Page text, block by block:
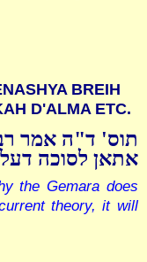
BREIH
D'ALMA ETC.
תוס' ד"ה אמר
אתאן לסוכה
the Gemara does
theory, it will